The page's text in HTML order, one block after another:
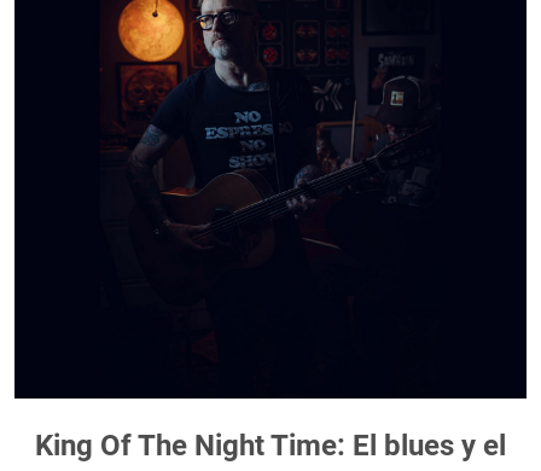
King Of The Night Time: El blues y el